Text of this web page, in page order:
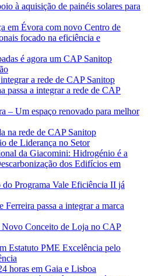
à aquisição de painéis solares para
em Évora com novo Centro de
focado na eficiência e
é agora um CAP Sanitop
a rede de CAP Sanitop
passa a integrar a rede de CAP
– Um espaço renovado para melhor
na rede de CAP Sanitop
de Liderança no Setor
da Giacomini: Hidrogénio é a
dos Edifícios em
do Programa Vale Eficiência II já
Ferreira passa a integrar a marca
Conceito de Loja no CAP
Estatuto PME Excelência pelo
horas em Gaia e Lisboa